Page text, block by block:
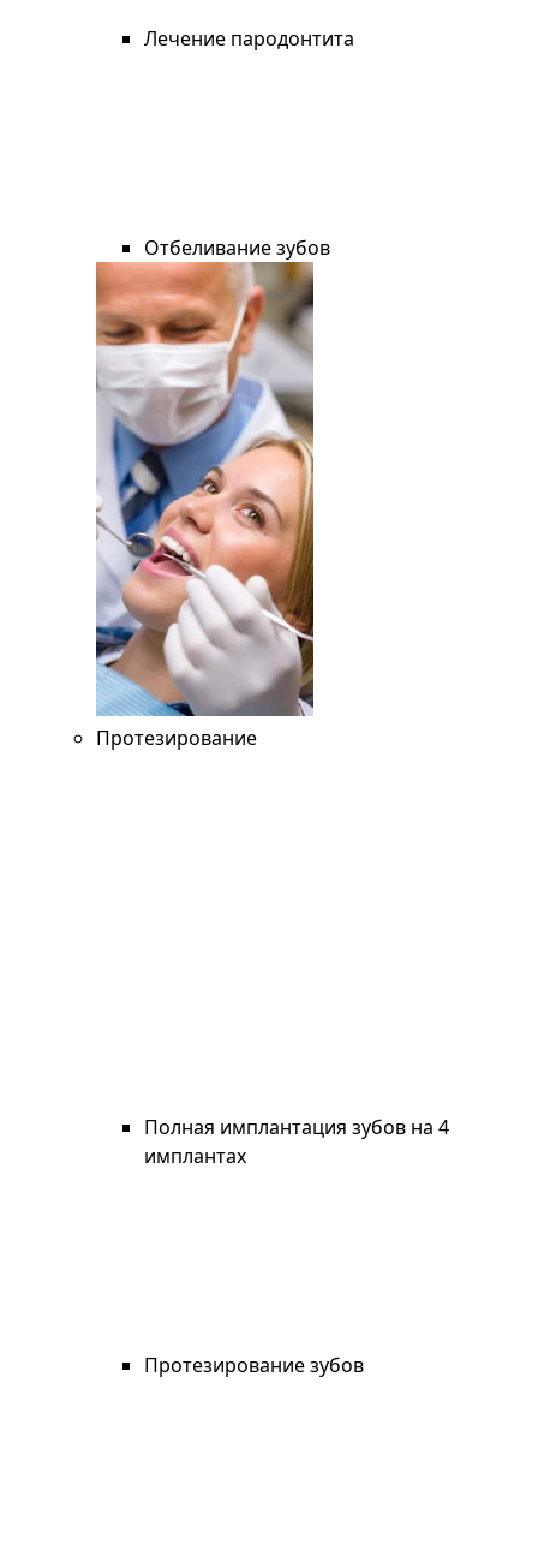
Лечение пародонтита
Отбеливание зубов
Протезирование
Полная имплантация зубов на 4
имплантах
Протезирование зубов